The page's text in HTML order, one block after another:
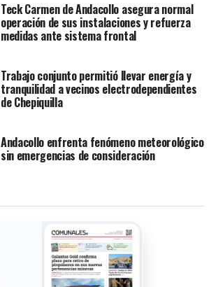
Teck Carmen de Andacollo asegura normal
operación de sus instalaciones y refuerza
medidas ante sistema frontal
Trabajo conjunto permitió llevar energía y
tranquilidad a vecinos electrodependientes
de Chepiquilla
Andacollo enfrenta fenómeno meteorológico
sin emergencias de consideración